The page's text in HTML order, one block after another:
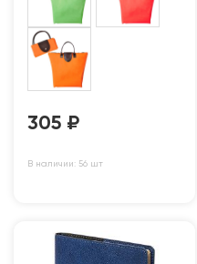
305 ₽
В наличии: 56 шт